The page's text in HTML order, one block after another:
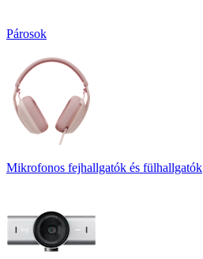
Párosok
Mikrofonos fejhallgatók és fülhallgatók